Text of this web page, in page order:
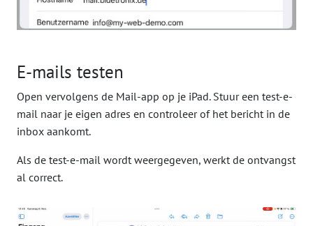
E-mails testen
Open vervolgens de Mail-app op je iPad. Stuur een test-e-
mail naar je eigen adres en controleer of het bericht in de
inbox aankomt.
Als de test-e-mail wordt weergegeven, werkt de ontvangst
al correct.